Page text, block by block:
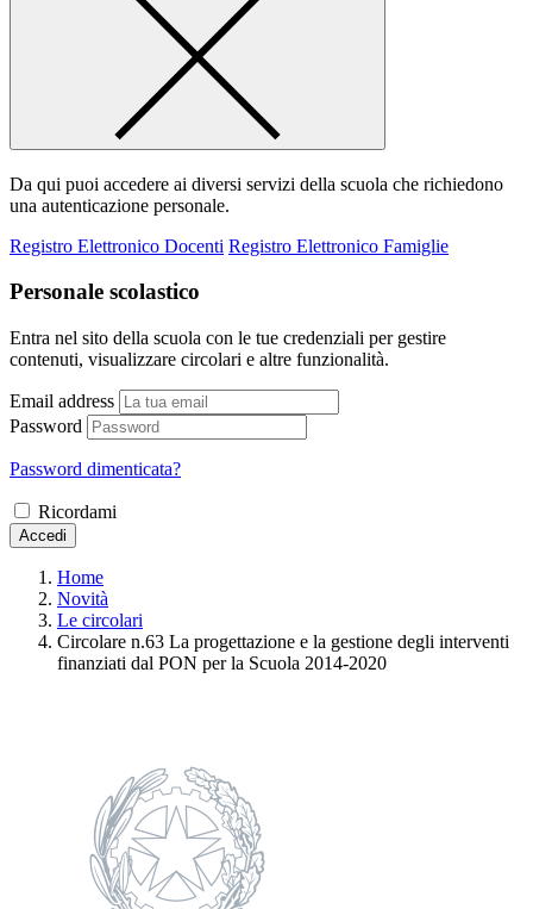
Da qui puoi accedere ai diversi servizi della scuola che richiedono
una autenticazione personale.
Registro Elettronico Docenti Registro Elettronico Famiglie
Personale scolastico
Entra nel sito della scuola con le tue credenziali per gestire
contenuti, visualizzare circolari e altre funzionalità.
Email address
Password
Password dimenticata?
Ricordami
Accedi
Home
Novità
Le circolari
Circolare n.63 La progettazione e la gestione degli interventi
finanziati dal PON per la Scuola 2014-2020